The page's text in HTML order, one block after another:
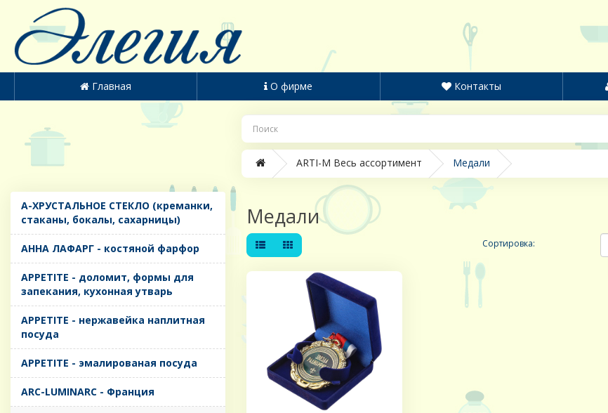
Главная О фирме Контакты
ARTI-M Весь ассортимент Медали
A-ХРУСТАЛЬНОЕ СТЕКЛО (креманки,
стаканы, бокалы, сахарницы)
AHHA ЛАФАРГ - костяной фарфор
APPETITE - доломит, формы для
запекания, кухонная утварь
APPETITE - нержавейка наплитная
посуда
APPETITE - эмалированая посуда
ARC-LUMINARC - Франция
Медали
Сортировка: